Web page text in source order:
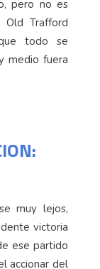
pero no es
Trafford
todo se
medio fuera
muy lejos,
victoria
ese partido
accionar del